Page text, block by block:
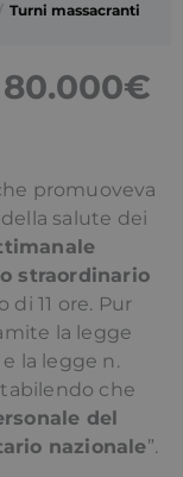
Turni massacranti
promuoveva
salute dei
straordinario
11 ore. Pur
la legge
la legge n.
che
del
nazionale”.